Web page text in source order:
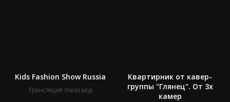
Kids Fashion Show Russia
Трансляция показ мод
Квартирник от кавер-
группы "Глянец". От 3х
камер